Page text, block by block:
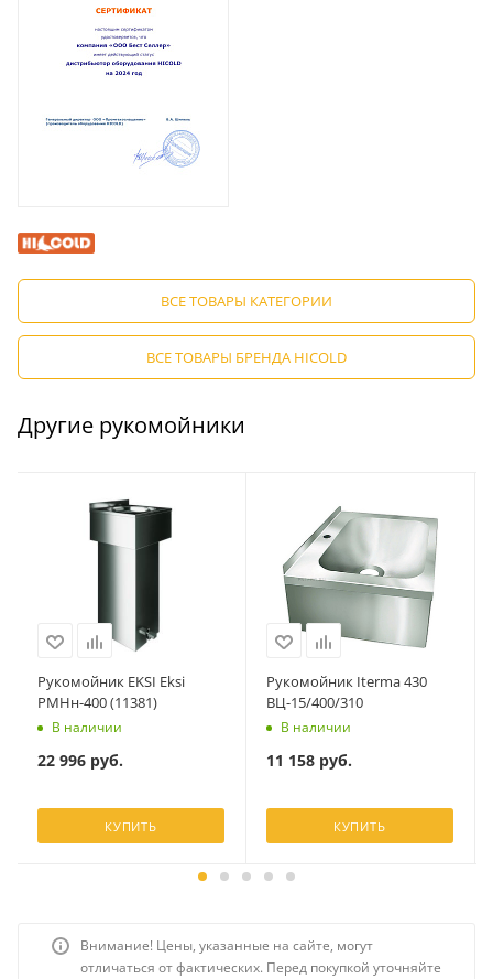
ВСЕ ТОВАРЫ КАТЕГОРИИ
ВСЕ ТОВАРЫ БРЕНДА HICOLD
Другие рукомойники
Рукомойник EKSI Eksi
РМНн-400 (11381)
В наличии
22 996руб.
КУПИТЬ
Рукомойник Iterma 430
ВЦ-15/400/310
В наличии
11 158руб.
КУПИТЬ
Внимание! Цены, указанные на сайте, могут
отличаться от фактических. Перед покупкой уточняйте